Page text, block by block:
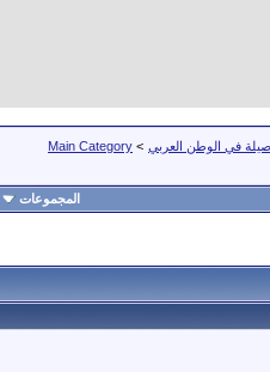
في الوطن العربي >
Main Category
المجموعات